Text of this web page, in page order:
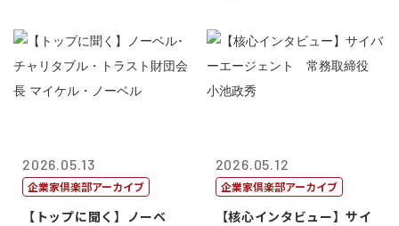
2026.05.13
企業家倶楽部アーカイブ
【トップに聞く】ノーベ
2026.05.12
企業家倶楽部アーカイブ
【核心インタビュー】サイ